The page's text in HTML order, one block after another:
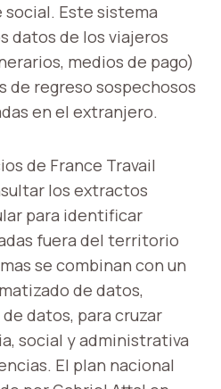
Este sistema
datos de los viajeros
medios de pago)
de regreso sospechosos
en el extranjero.
de France Travail
los extractos
para identificar
fuera del territorio
se combinan con un
de datos,
datos, para cruzar
social y administrativa
El plan nacional